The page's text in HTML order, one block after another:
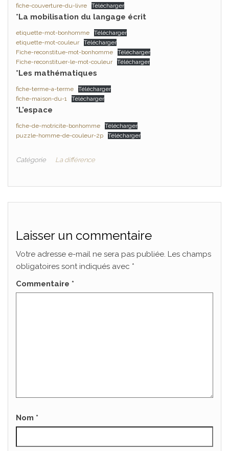
fiche-couverture-du-livre
Télécharger
*La mobilisation du langage écrit
etiquette-mot-bonhomme
Télécharger
etiquette-mot-couleur
Télécharger
Fiche-reconstitue-mot-bonhomme
Télécharger
Fiche-reconstituer-le-mot-couleur
Télécharger
*Les mathématiques
fiche-terme-a-terme
Télécharger
fiche-maison-du-1
Télécharger
*L’espace
fiche-de-motricite-bonhomme
Télécharger
puzzle-homme-de-couleur-2p
Télécharger
Catégorie La différence
Laisser un commentaire
Votre adresse e-mail ne sera pas publiée. Les champs
obligatoires sont indiqués avec *
Commentaire *
Nom *